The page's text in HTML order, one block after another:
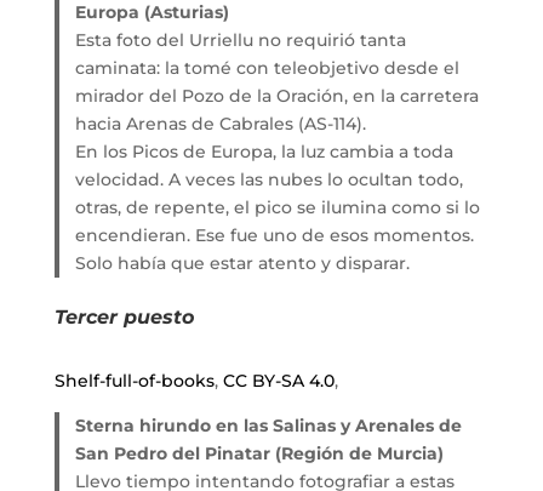
Europa (Asturias)
Esta foto del Urriellu no requirió tanta
caminata: la tomé con teleobjetivo desde el
mirador del Pozo de la Oración, en la carretera
hacia Arenas de Cabrales (AS-114).
En los Picos de Europa, la luz cambia a toda
velocidad. A veces las nubes lo ocultan todo,
otras, de repente, el pico se ilumina como si lo
encendieran. Ese fue uno de esos momentos.
Solo había que estar atento y disparar.
Tercer puesto
Shelf-full-of-books, CC BY-SA 4.0,
Sterna hirundo en las Salinas y Arenales de
San Pedro del Pinatar (Región de Murcia)
Llevo tiempo intentando fotografiar a estas